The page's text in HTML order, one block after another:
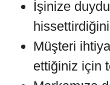
İşinize
Müşteri
ettiğiniz için